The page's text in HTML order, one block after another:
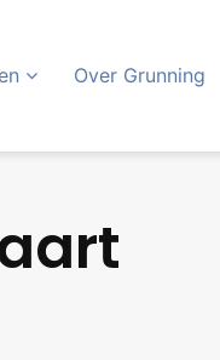
Over Grunning